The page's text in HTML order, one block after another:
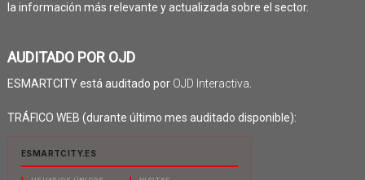
la información más relevante y actualizada sobre el sector.
AUDITADO POR OJD
ESMARTCITY está auditado por OJD Interactiva
TRÁFICO WEB (durante último mes auditado disponible):